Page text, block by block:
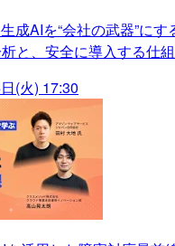
成AIを“会社の武器”に
と、安全に導入する仕
(火) 17:30